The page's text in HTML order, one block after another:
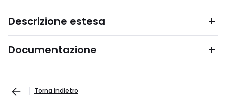
Descrizione estesa
Documentazione
Torna indietro